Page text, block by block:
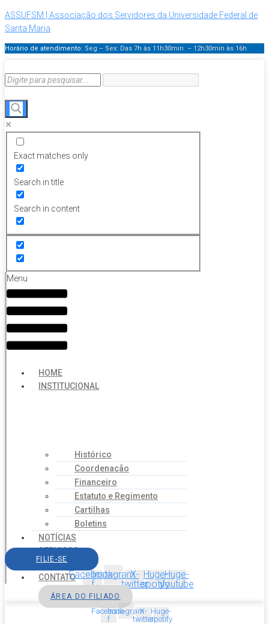
ASSUFSM | Associação dos Servidores da Universidade Federal de
Santa Maria
Horário de atendimento: Seg – Sex: Das 7h às 11h30min – 12h30min às 16h
Exact matches only
Search in title
Search in content
Menu
HOME
INSTITUCIONAL
Histórico
Coordenação
Financeiro
Estatuto e Regimento
Cartilhas
Boletins
NOTÍCIAS
SERVIÇOS
AGENDA
CONTATO
FILIE-SE
Facebook-
f
InstagramX-
twitter
Huge-
spotify
Huge-
youtube
ÁREA DO FILIADO
Facebook-
f
InstagramX-
twitter
Huge-
spotify